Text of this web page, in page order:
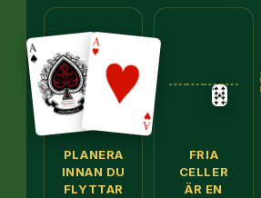
PLANERA
INNAN DU
FLYTTAR
FRIA
CELLER
ÄR EN